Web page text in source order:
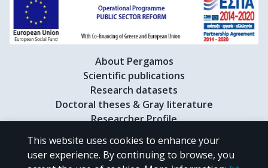
About Pergamos
Scientific publications
Research datasets
Doctoral theses & Gray literature
Researcher Profile
CC BY-NC 4.0
This website uses cookies to enhance your
user experience. By continuing to browse, you